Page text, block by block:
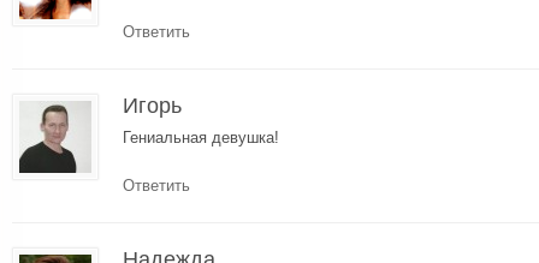
Ответить
Игорь
Гениальная девушка!
Ответить